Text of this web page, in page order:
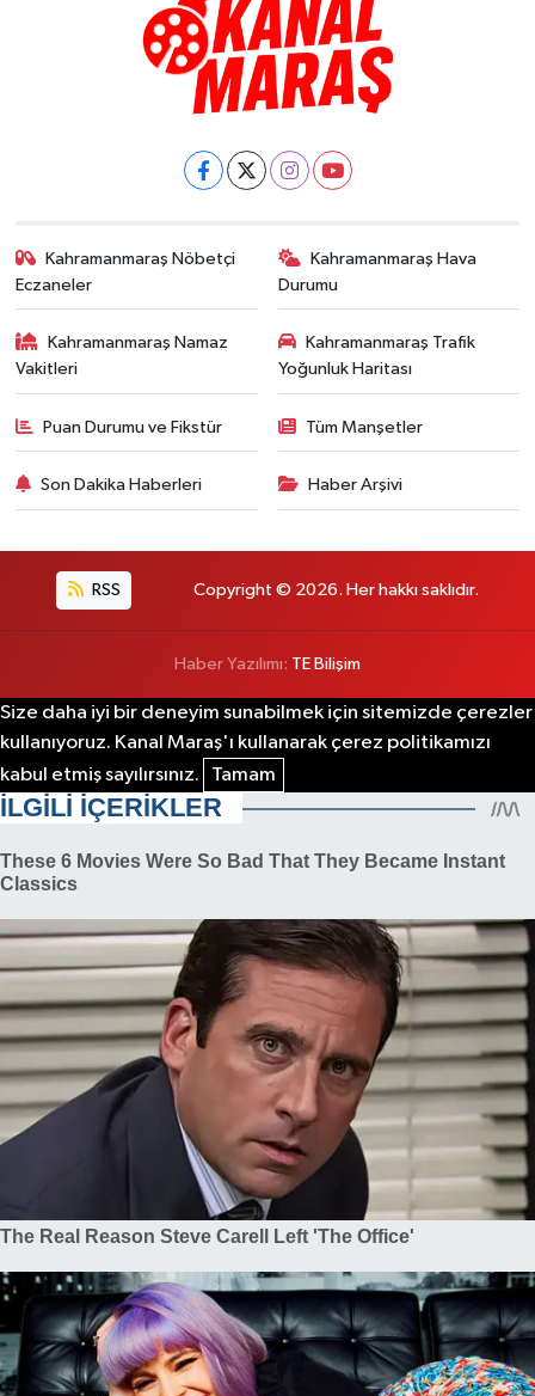
Kahramanmaraş Nöbetçi
Eczaneler
Kahramanmaraş Hava
Durumu
Kahramanmaraş Namaz
Vakitleri
Kahramanmaraş Trafik
Yoğunluk Haritası
Puan Durumu ve Fikstür Tüm Manşetler
Son Dakika Haberleri Haber Arşivi
RSS Copyright © 2026. Her hakkı saklıdır.
Haber Yazılımı: TE Bilişim
Size daha iyi bir deneyim sunabilmek için sitemizde çerezler
kullanıyoruz. Kanal Maraş'ı kullanarak çerez politikamızı
kabul etmiş sayılırsınız.
Tamam